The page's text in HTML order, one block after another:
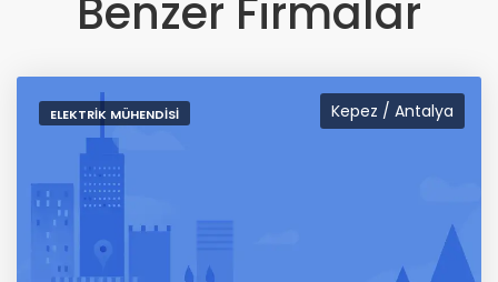
Benzer Firmalar
Kepez / Antalya
ELEKTRIK MÜHENDISI